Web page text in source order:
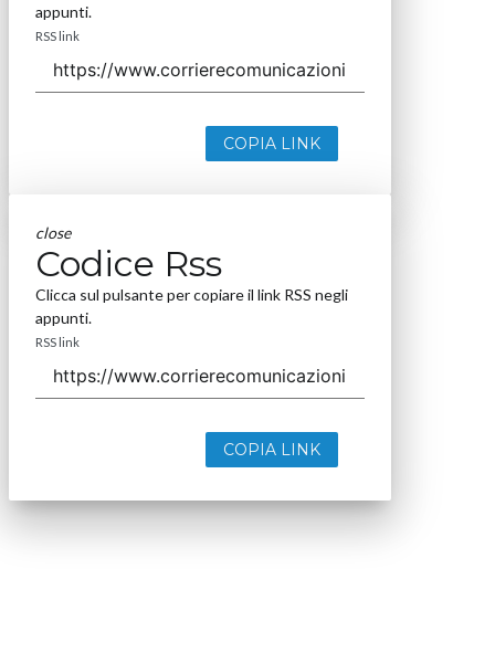
appunti.
RSS link
COPIA LINK
close
Codice Rss
Clicca sul pulsante per copiare il link RSS negli
appunti.
RSS link
COPIA LINK